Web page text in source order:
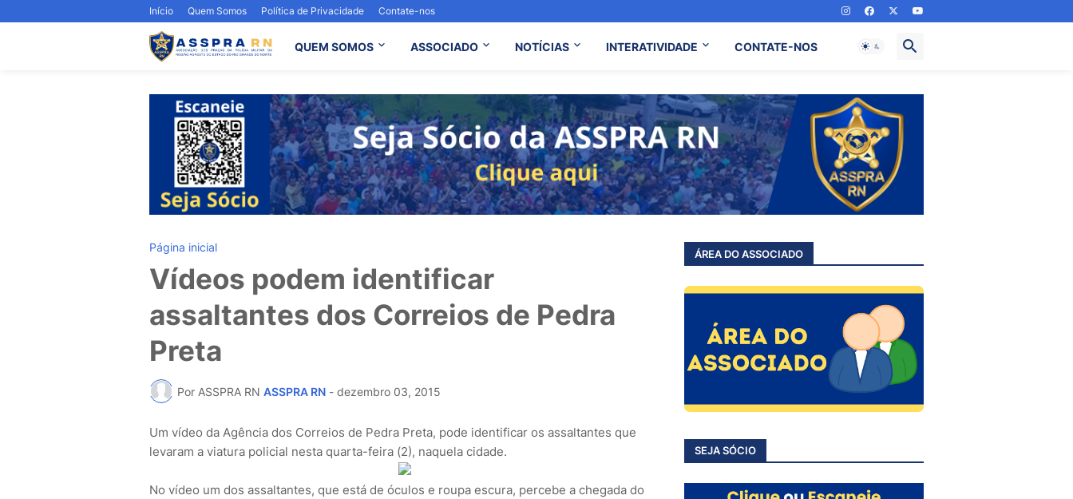
Início Quem Somos Política de Privacidade Contate-nos
QUEM SOMOS ASSOCIADO NOTÍCIAS INTERATIVIDADE CONTATE-NOS
Página inicial
Vídeos podem identificar
assaltantes dos Correios de Pedra
Preta
Por ASSPRA RN ASSPRA RN - dezembro 03, 2015
Um vídeo da Agência dos Correios de Pedra Preta, pode identificar os assaltantes que
levaram a viatura policial nesta quarta-feira (2), naquela cidade.
No vídeo um dos assaltantes, que está de óculos e roupa escura, percebe a chegada do
ÁREA DO ASSOCIADO
SEJA SÓCIO